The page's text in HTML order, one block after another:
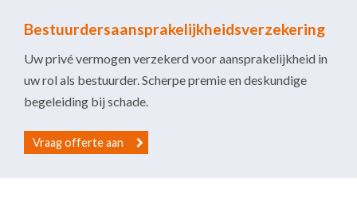
Bestuurdersaansprakelijkheidsverzekering
Uw privé vermogen verzekerd voor aansprakelijkheid in
uw rol als bestuurder. Scherpe premie en deskundige
begeleiding bij schade.
Vraag offerte aan